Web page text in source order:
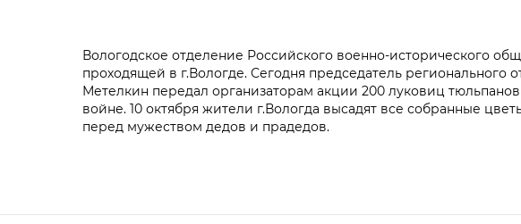
Вологодское отделение Российского военно-исторического
проходящей в г.Вологде. Сегодня председатель
Метелкин передал организаторам акции 200 луковиц
войне. 10 октября жители г.Вологда высадят все собранные
перед мужеством дедов и прадедов.